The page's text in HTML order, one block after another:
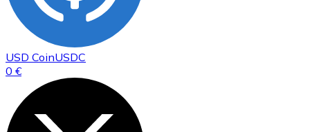
USD CoinUSDC
0 €